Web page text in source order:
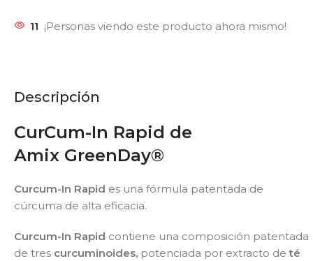
11 ¡Personas viendo este producto ahora mismo!
Descripción
CurCum-In Rapid de
Amix GreenDay®
Curcum-In Rapid es una fórmula patentada de
cúrcuma de alta eficacia.
Curcum-In Rapid contiene una composición patentada
de tres curcuminoides, potenciada por extracto deté